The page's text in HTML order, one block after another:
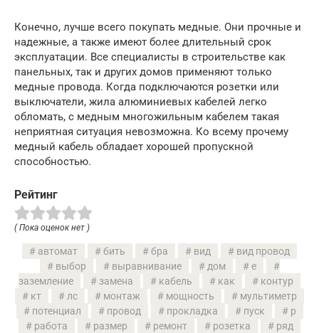
Конечно, лучше всего покупать медные. Они прочные и
надежные, а также имеют более длительный срок
эксплуатации. Все специалисты в строительстве как
панельных, так и других домов применяют только
медные провода. Когда подключаются розетки или
выключатели, жила алюминиевых кабелей легко
обломать, с медным многожильным кабелем такая
неприятная ситуация невозможна. Ко всему прочему
медный кабель обладает хорошей пропускной
способностью.
Рейтинг
( Пока оценок нет )
автомат бить бра вид
вид провод
выбор
выравнивание дом
е
заземление
замена кабель как
контур
кт
лс монтаж мощность
мультиметр
потенциал
провод прокладка пуск
р
работа
размер ремонт розетка
ряд